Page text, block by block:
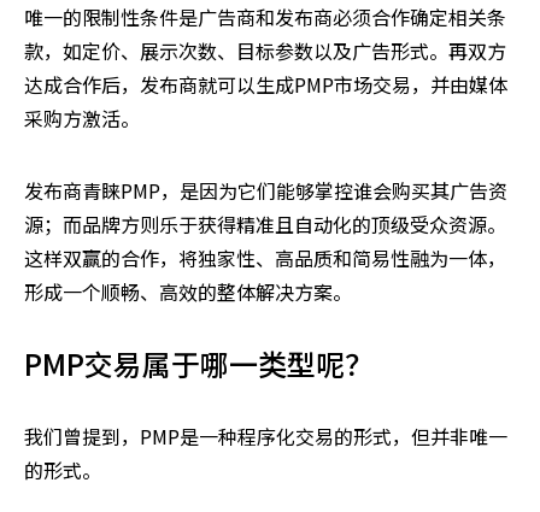
唯一的限制性条件是广告商和发布商必须合作确定相关条
款，如定价、展示次数、目标参数以及广告形式。再双方
达成合作后，发布商就可以生成PMP市场交易，并由媒体
采购方激活。
发布商青睐PMP，是因为它们能够掌控谁会购买其广告资
源；而品牌方则乐于获得精准且自动化的顶级受众资源。
这样双赢的合作，将独家性、高品质和简易性融为一体，
形成一个顺畅、高效的整体解决方案。
PMP交易属于哪一类型呢？
我们曾提到，PMP是一种程序化交易的形式，但并非唯一
的形式。